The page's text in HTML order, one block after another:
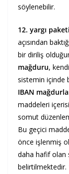
söylenebilir.
12. yargı paketi
açısından
bir diriliş
mağduru,
sistemin içinde
IBAN
maddeleri
somut
Bu geçici
önce işlenmiş
daha hafif olan
belirtilmektedir.